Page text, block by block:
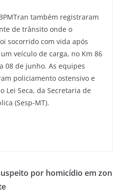
também registraram
de trânsito onde o
socorrido com vida após
veículo de carga, no Km 86
08 de junho. As equipes
policiamento ostensivo e
Lei Seca, da Secretaria de
(Sesp-MT).
por homicídio em zon